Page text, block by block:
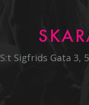
S:t Sigfrids Gata 3,